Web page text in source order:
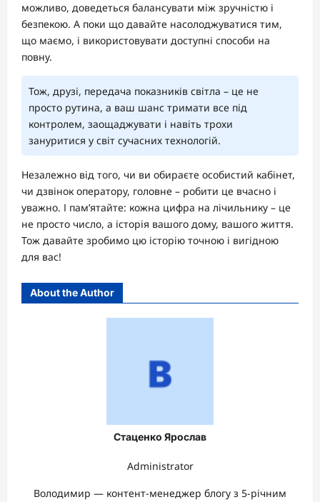
можливо, доведеться балансувати між зручністю і
безпекою. А поки що давайте насолоджуватися тим,
що маємо, і використовувати доступні способи на
повну.
Тож, друзі, передача показників світла – це не
просто рутина, а ваш шанс тримати все під
контролем, заощаджувати і навіть трохи
зануритися у світ сучасних технологій.
Незалежно від того, чи ви обираєте особистий кабінет,
чи дзвінок оператору, головне – робити це вчасно і
уважно. І пам’ятайте: кожна цифра на лічильнику – це
не просто число, а історія вашого дому, вашого життя.
Тож давайте зробимо цю історію точною і вигідною
для вас!
About the Author
Стаценко Ярослав
Administrator
Володимир — контент-менеджер блогу з 5-річним